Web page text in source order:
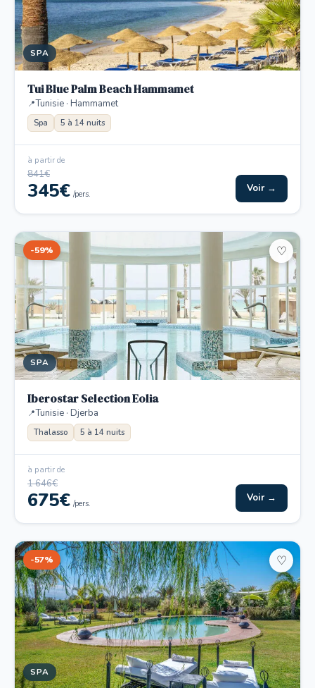
SPA
Tui Blue Palm Beach Hammamet
Tunisie · Hammamet
Spa 5 à 14 nuits
à partir de
841€
345€ /pers. Voir →
-59%
SPA
♡
Iberostar Selection Eolia
Tunisie · Djerba
Thalasso 5 à 14 nuits
à partir de
1 646€
675€ /pers. Voir →
-57%
SPA
♡